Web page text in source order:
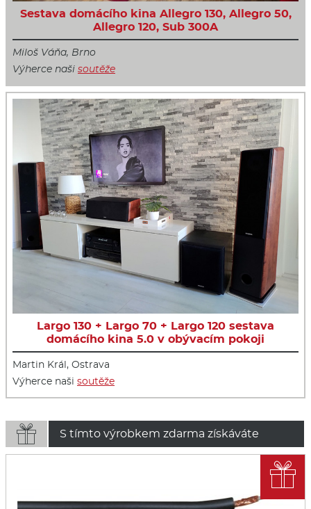
Sestava domácího kina Allegro 130, Allegro 50,
Allegro 120, Sub 300A
Miloš Váňa, Brno
Výherce naši soutěže
Largo 130 + Largo 70 + Largo 120 sestava
domácího kina 5.0 v obývacím pokoji
Martin Král, Ostrava
Výherce naši soutěže
 S tímto výrobkem zdarma získáváte
